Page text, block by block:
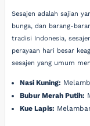
Sesajen adalah sajian
bunga, dan barang-
tradisi Indonesia,
perayaan hari besar
sesajen yang umum
Nasi Kuning:
Bubur Merah Putih:
Kue Lapis: